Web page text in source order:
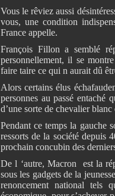
Vous le rêviez aussi
vous, une condition
France appelle.
François Fillon a semblé
personnellement, il se
faire taire ce qui n aurait dû
Alors certains élus
personnes au passé entaché
d’une sorte de chevalier
Pendant ce temps la gauche
ressorts de la société depuis
prochain concubin des
De l ‘autre, Macron est la
sous les gadgets de la
renoncement national tels